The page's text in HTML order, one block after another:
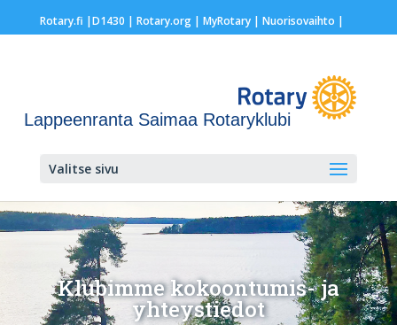
Rotary.fi |D1430 | Rotary.org| MyRotary | Nuorisovaihto |
Lappeenranta Saimaa Rotaryklubi
Valitse sivu
Klubimme kokoontumis- ja
yhteystiedot